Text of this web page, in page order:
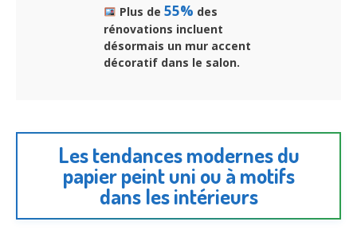
Plus de 55% des
rénovations incluent
désormais un mur accent
décoratif dans le salon.
Les tendances modernes du
papier peint uni ou à motifs
dans les intérieurs